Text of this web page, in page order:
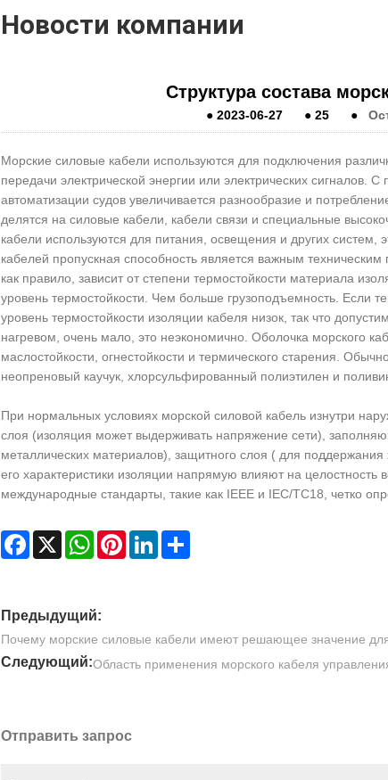
Новости компании
Структура состава
●2023-06-27 ●25 ●
Морские силовые кабели используются для подключения
передачи электрической энергии или электрических
автоматизации судов увеличивается разнообразие и
делятся на силовые кабели, кабели связи и специальные
кабели используются для питания, освещения и других
кабелей пропускная способность является важным
как правило, зависит от степени термостойкости материала
уровень термостойкости. Чем больше грузоподъемность. Если
уровень термостойкости изоляции кабеля низок, так что
нагревом, очень мало, это неэкономично. Оболочка морского
маслостойкости, огнестойкости и термического старения.
неопреновый каучук, хлорсульфированный полиэтилен и
При нормальных условиях морской силовой кабель изнутри
слоя (изоляция может выдерживать напряжение сети),
металлических материалов), защитного слоя ( для поддержания
его характеристики изоляции напрямую влияют на целостность
международные стандарты, такие как IEEE и IEC/TC18, четко
Facebook
X WhatsAppPinterestLinkedInShare
Предыдущий:
Почему морские силовые кабели имеют решающее значение
Следующий:Область применения морского кабеля
Отправить запрос